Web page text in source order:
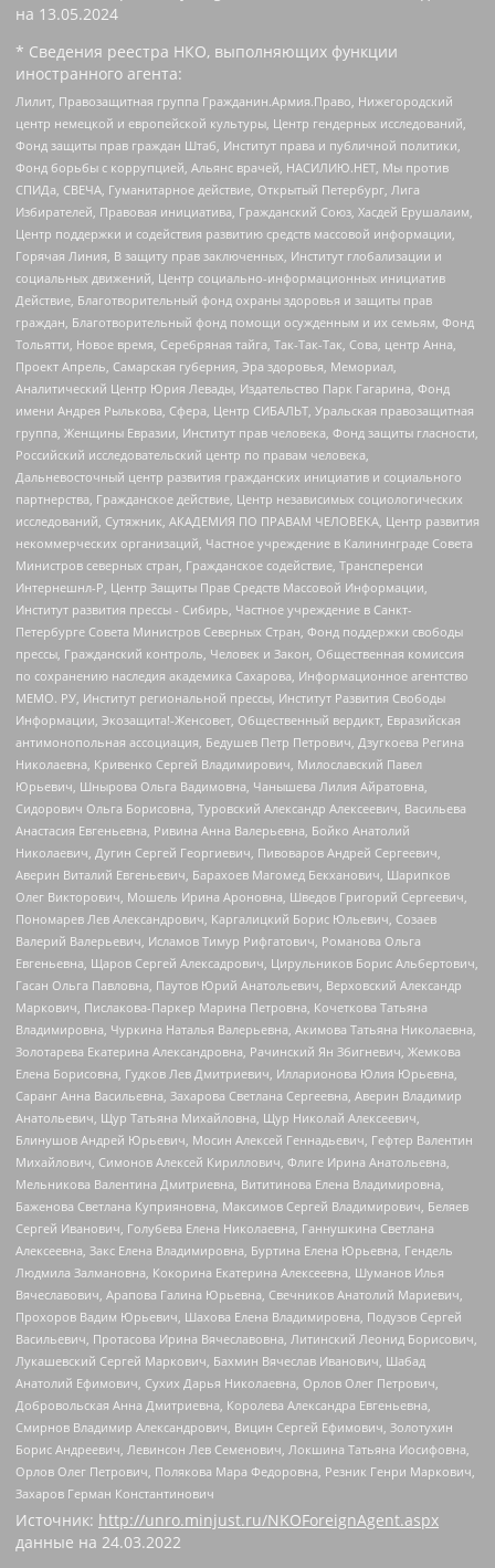
на 13.05.2024
* Сведения реестра НКО, выполняющих функции
иностранного агента:
Лилит, Правозащитная группа Гражданин.Армия.Право, Нижегородский
центр немецкой и европейской культуры, Центр гендерных исследований,
Фонд защиты прав граждан Штаб, Институт права и публичной политики,
Фонд борьбы с коррупцией, Альянс врачей, НАСИЛИЮ.НЕТ, Мы против
СПИДа, СВЕЧА, Гуманитарное действие, Открытый Петербург, Лига
Избирателей, Правовая инициатива, Гражданский Союз, Хасдей Ерушалаим,
Центр поддержки и содействия развитию средств массовой информации,
Горячая Линия, В защиту прав заключенных, Институт глобализации и
социальных движений, Центр социально-информационных инициатив
Действие, Благотворительный фонд охраны здоровья и защиты прав
граждан, Благотворительный фонд помощи осужденным и их семьям, Фонд
Тольятти, Новое время, Серебряная тайга, Так-Так-Так, Сова, центр Анна,
Проект Апрель, Самарская губерния, Эра здоровья, Мемориал,
Аналитический Центр Юрия Левады, Издательство Парк Гагарина, Фонд
имени Андрея Рылькова, Сфера, Центр СИБАЛЬТ, Уральская правозащитная
группа, Женщины Евразии, Институт прав человека, Фонд защиты гласности,
Российский исследовательский центр по правам человека,
Дальневосточный центр развития гражданских инициатив и социального
партнерства, Гражданское действие, Центр независимых социологических
исследований, Сутяжник, АКАДЕМИЯ ПО ПРАВАМ ЧЕЛОВЕКА, Центр развития
некоммерческих организаций, Частное учреждение в Калининграде Совета
Министров северных стран, Гражданское содействие, Трансперенси
Интернешнл-Р, Центр Защиты Прав Средств Массовой Информации,
Институт развития прессы - Сибирь, Частное учреждение в Санкт-
Петербурге Совета Министров Северных Стран, Фонд поддержки свободы
прессы, Гражданский контроль, Человек и Закон, Общественная комиссия
по сохранению наследия академика Сахарова, Информационное агентство
МЕМО. РУ, Институт региональной прессы, Институт Развития Свободы
Информации, Экозащита!-Женсовет, Общественный вердикт, Евразийская
антимонопольная ассоциация, Бедушев Петр Петрович, Дзугкоева Регина
Николаевна, Кривенко Сергей Владимирович, Милославский Павел
Юрьевич, Шнырова Ольга Вадимовна, Чанышева Лилия Айратовна,
Сидорович Ольга Борисовна, Туровский Александр Алексеевич, Васильева
Анастасия Евгеньевна, Ривина Анна Валерьевна, Бойко Анатолий
Николаевич, Дугин Сергей Георгиевич, Пивоваров Андрей Сергеевич,
Аверин Виталий Евгеньевич, Барахоев Магомед Бекханович, Шарипков
Олег Викторович, Мошель Ирина Ароновна, Шведов Григорий Сергеевич,
Пономарев Лев Александрович, Каргалицкий Борис Юльевич, Созаев
Валерий Валерьевич, Исламов Тимур Рифгатович, Романова Ольга
Евгеньевна, Щаров Сергей Алексадрович, Цирульников Борис Альбертович,
Гасан Ольга Павловна, Паутов Юрий Анатольевич, Верховский Александр
Маркович, Пислакова-Паркер Марина Петровна, Кочеткова Татьяна
Владимировна, Чуркина Наталья Валерьевна, Акимова Татьяна Николаевна,
Золотарева Екатерина Александровна, Рачинский Ян Збигневич, Жемкова
Елена Борисовна, Гудков Лев Дмитриевич, Илларионова Юлия Юрьевна,
Саранг Анна Васильевна, Захарова Светлана Сергеевна, Аверин Владимир
Анатольевич, Щур Татьяна Михайловна, Щур Николай Алексеевич,
Блинушов Андрей Юрьевич, Мосин Алексей Геннадьевич, Гефтер Валентин
Михайлович, Симонов Алексей Кириллович, Флиге Ирина Анатольевна,
Мельникова Валентина Дмитриевна, Вититинова Елена Владимировна,
Баженова Светлана Куприяновна, Максимов Сергей Владимирович, Беляев
Сергей Иванович, Голубева Елена Николаевна, Ганнушкина Светлана
Алексеевна, Закс Елена Владимировна, Буртина Елена Юрьевна, Гендель
Людмила Залмановна, Кокорина Екатерина Алексеевна, Шуманов Илья
Вячеславович, Арапова Галина Юрьевна, Свечников Анатолий Мариевич,
Прохоров Вадим Юрьевич, Шахова Елена Владимировна, Подузов Сергей
Васильевич, Протасова Ирина Вячеславовна, Литинский Леонид Борисович,
Лукашевский Сергей Маркович, Бахмин Вячеслав Иванович, Шабад
Анатолий Ефимович, Сухих Дарья Николаевна, Орлов Олег Петрович,
Добровольская Анна Дмитриевна, Королева Александра Евгеньевна,
Смирнов Владимир Александрович, Вицин Сергей Ефимович, Золотухин
Борис Андреевич, Левинсон Лев Семенович, Локшина Татьяна Иосифовна,
Орлов Олег Петрович, Полякова Мара Федоровна, Резник Генри Маркович,
Захаров Герман Константинович
Источник: http://unro.minjust.ru/NKOForeignAgent.aspx
данные на 24.03.2022